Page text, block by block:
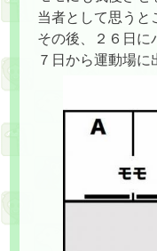
当者として思うと
その後、２６日に
７日から運動場に